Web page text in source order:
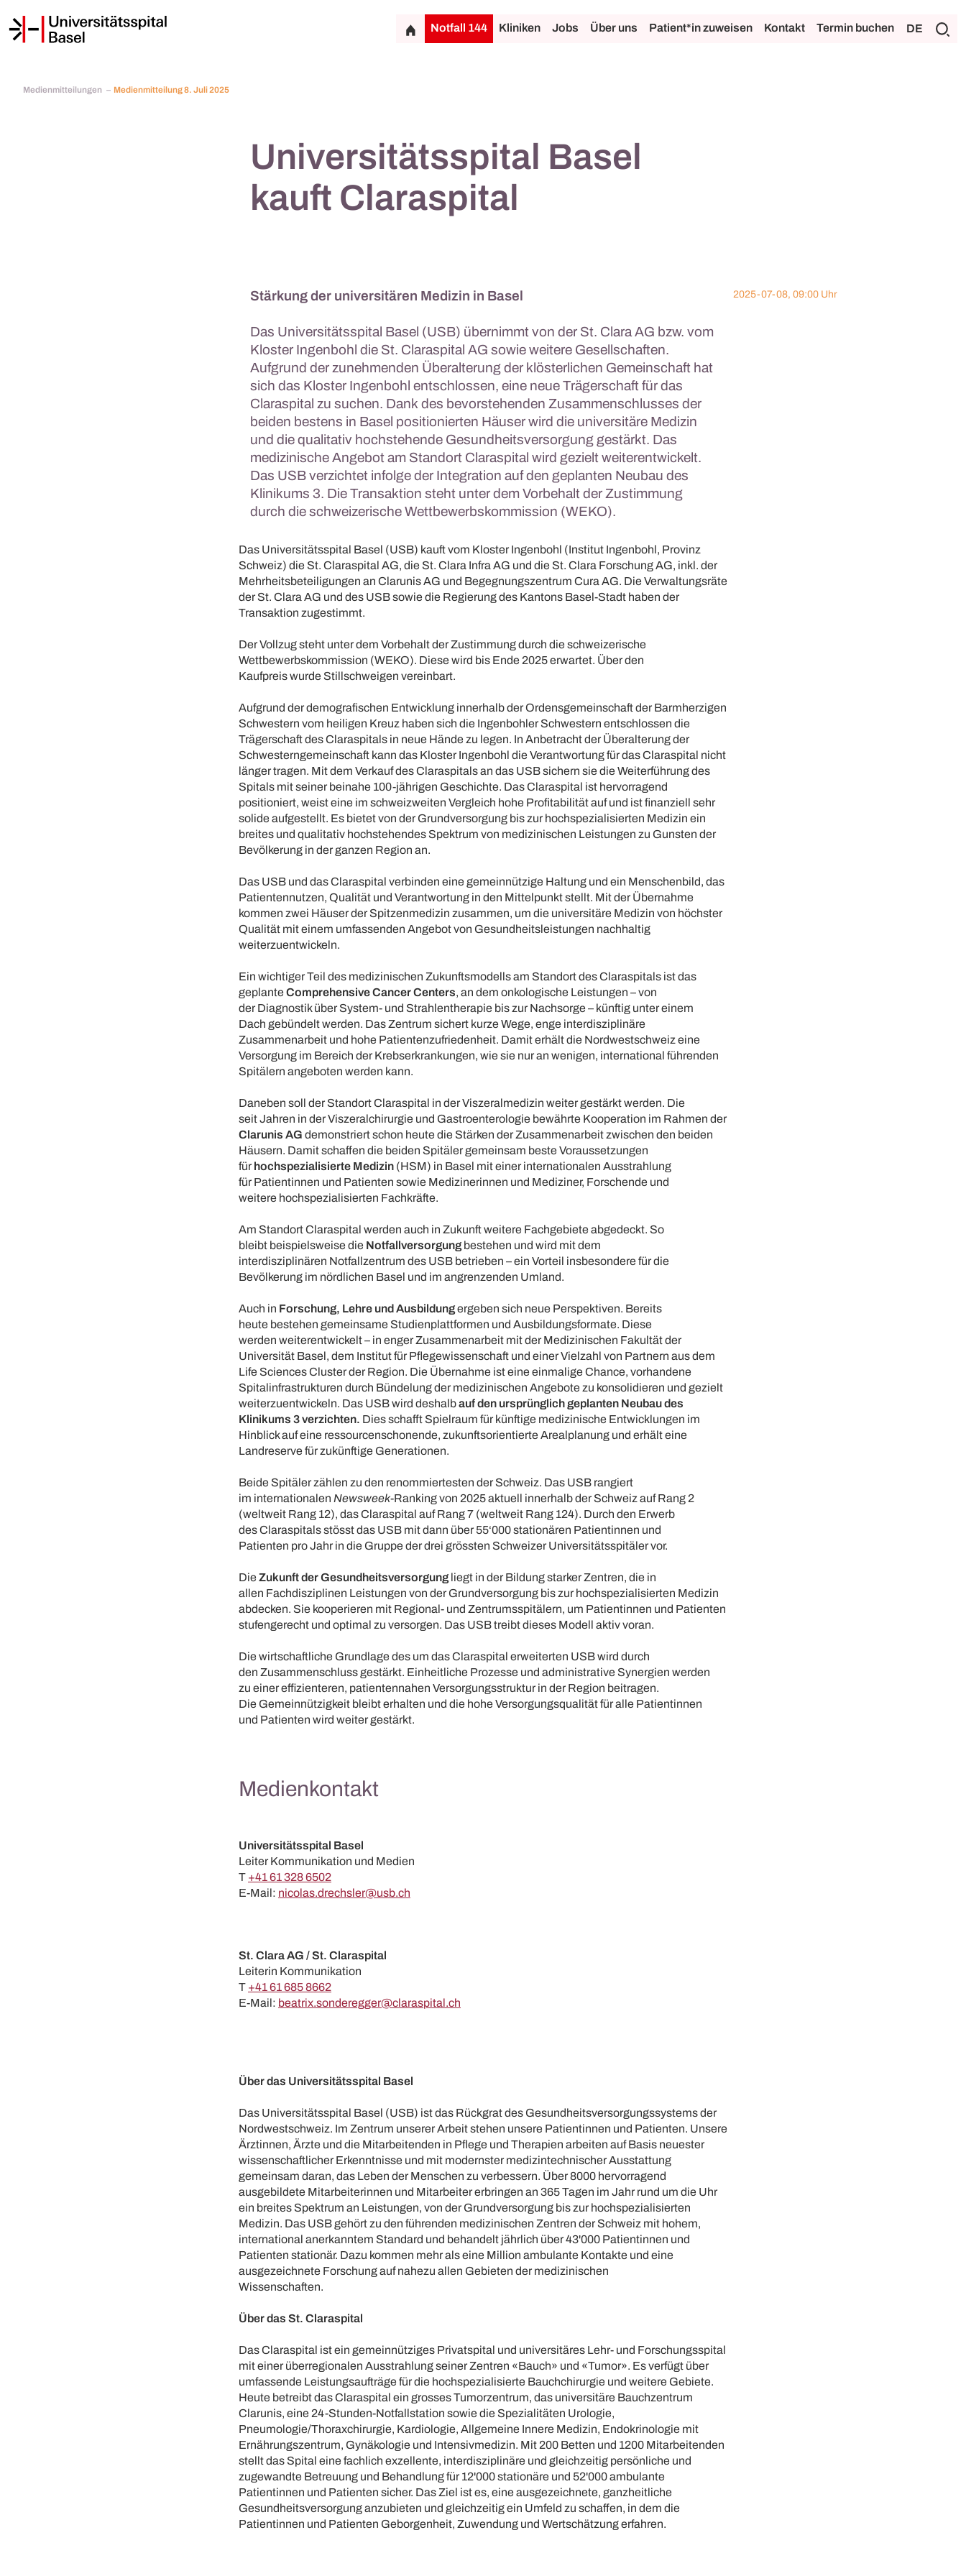
Notfall 144 Kliniken Jobs Über uns Patient*in zuweisen Kontakt Termin buchen DE
Medienmitteilungen Medienmitteilung 8. Juli 2025
Universitätsspital Basel
kauft Claraspital
Stärkung der universitären Medizin in Basel
Das Universitätsspital Basel (USB) übernimmt von der St. Clara AG bzw. vom
Kloster Ingenbohl die St. Claraspital AG sowie weitere Gesellschaften.
Aufgrund der zunehmenden Überalterung der klösterlichen Gemeinschaft hat
sich das Kloster Ingenbohl entschlossen, eine neue Trägerschaft für das
Claraspital zu suchen. Dank des bevorstehenden Zusammenschlusses der
beiden bestens in Basel positionierten Häuser wird die universitäre Medizin
und die qualitativ hochstehende Gesundheitsversorgung gestärkt. Das
medizinische Angebot am Standort Claraspital wird gezielt weiterentwickelt.
Das USB verzichtet infolge der Integration auf den geplanten Neubau des
Klinikums 3. Die Transaktion steht unter dem Vorbehalt der Zustimmung
durch die schweizerische Wettbewerbskommission (WEKO).
2025-07-08, 09:00 Uhr
Das Universitätsspital Basel (USB) kauft vom Kloster Ingenbohl (Institut Ingenbohl, Provinz
Schweiz) die St. Claraspital AG, die St. Clara Infra AG und die St. Clara Forschung AG, inkl. der
Mehrheitsbeteiligungen an Clarunis AG und Begegnungszentrum Cura AG. Die Verwaltungsräte
der St. Clara AG und des USB sowie die Regierung des Kantons Basel-Stadt haben der
Transaktion zugestimmt.
Der Vollzug steht unter dem Vorbehalt der Zustimmung durch die schweizerische
Wettbewerbskommission (WEKO). Diese wird bis Ende 2025 erwartet. Über den
Kaufpreis wurde Stillschweigen vereinbart.
Aufgrund der demografischen Entwicklung innerhalb der Ordensgemeinschaft der Barmherzigen
Schwestern vom heiligen Kreuz haben sich die Ingenbohler Schwestern entschlossen die
Trägerschaft des Claraspitals in neue Hände zu legen. In Anbetracht der Überalterung der
Schwesterngemeinschaft kann das Kloster Ingenbohl die Verantwortung für das Claraspital nicht
länger tragen. Mit dem Verkauf des Claraspitals an das USB sichern sie die Weiterführung des
Spitals mit seiner beinahe 100-jährigen Geschichte. Das Claraspital ist hervorragend
positioniert, weist eine im schweizweiten Vergleich hohe Profitabilität auf und ist finanziell sehr
solide aufgestellt. Es bietet von der Grundversorgung bis zur hochspezialisierten Medizin ein
breites und qualitativ hochstehendes Spektrum von medizinischen Leistungen zu Gunsten der
Bevölkerung in der ganzen Region an.
Das USB und das Claraspital verbinden eine gemeinnützige Haltung und ein Menschenbild, das
Patientennutzen, Qualität und Verantwortung in den Mittelpunkt stellt. Mit der Übernahme
kommen zwei Häuser der Spitzenmedizin zusammen, um die universitäre Medizin von höchster
Qualität mit einem umfassenden Angebot von Gesundheitsleistungen nachhaltig
weiterzuentwickeln.
Ein wichtiger Teil des medizinischen Zukunftsmodells am Standort des Claraspitals ist das
geplanteComprehensive Cancer Centers, an dem onkologische Leistungen – von
der Diagnostik über System- und Strahlentherapie bis zur Nachsorge – künftig unter einem
Dach gebündelt werden. Das Zentrum sichert kurze Wege, enge interdisziplinäre
Zusammenarbeit und hohe Patientenzufriedenheit. Damit erhält die Nordwestschweiz eine
Versorgung im Bereich der Krebserkrankungen, wie sie nur an wenigen, international führenden
Spitälern angeboten werden kann.
Daneben soll der Standort Claraspital in der Viszeralmedizin weiter gestärkt werden. Die
seit Jahren in der Viszeralchirurgie und Gastroenterologie bewährte Kooperation im Rahmen der
Clarunis AG demonstriert schon heute die Stärken der Zusammenarbeit zwischen den beiden
Häusern. Damit schaffen die beiden Spitäler gemeinsam beste Voraussetzungen
für hochspezialisierte Medizin (HSM) in Basel mit einer internationalen Ausstrahlung
für Patientinnen und Patienten sowie Medizinerinnen und Mediziner, Forschende und
weitere hochspezialisierten Fachkräfte.
Am Standort Claraspital werden auch in Zukunft weitere Fachgebiete abgedeckt. So
bleibt beispielsweise die Notfallversorgung bestehen und wird mit dem
interdisziplinären Notfallzentrum des USB betrieben – ein Vorteil insbesondere für die
Bevölkerung im nördlichen Basel und im angrenzenden Umland.
Auch in Forschung, Lehre und Ausbildungergeben sich neue Perspektiven. Bereits
heute bestehen gemeinsame Studienplattformen und Ausbildungsformate. Diese
werden weiterentwickelt – in enger Zusammenarbeit mit der Medizinischen Fakultät der
Universität Basel, dem Institut für Pflegewissenschaft und einer Vielzahl von Partnern aus dem
Life Sciences Cluster der Region. Die Übernahme ist eine einmalige Chance, vorhandene
Spitalinfrastrukturen durch Bündelung der medizinischen Angebote zu konsolidieren und gezielt
weiterzuentwickeln. Das USB wird deshalbauf den ursprünglich geplanten Neubau des
Klinikums 3 verzichten. Dies schafft Spielraum für künftige medizinische Entwicklungen im
Hinblick auf eine ressourcenschonende, zukunftsorientierte Arealplanung und erhält eine
Landreserve für zukünftige Generationen.
Beide Spitäler zählen zu den renommiertesten der Schweiz. Das USB rangiert
im internationalen Newsweek-Ranking von 2025 aktuell innerhalb der Schweiz auf Rang 2
(weltweit Rang 12), das Claraspital auf Rang 7 (weltweit Rang 124). Durch den Erwerb
des Claraspitals stösst das USB mit dann über 55‘000 stationären Patientinnen und
Patienten pro Jahr in die Gruppe der drei grössten Schweizer Universitätsspitäler vor.
DieZukunft der Gesundheitsversorgung liegt in der Bildung starker Zentren, die in
allen Fachdisziplinen Leistungen von der Grundversorgung bis zur hochspezialisierten Medizin
abdecken. Sie kooperieren mit Regional- und Zentrumsspitälern, um Patientinnen und Patienten
stufengerecht und optimal zu versorgen. Das USB treibt dieses Modell aktiv voran.
Die wirtschaftliche Grundlage des um das Claraspital erweiterten USB wird durch
den Zusammenschluss gestärkt. Einheitliche Prozesse und administrative Synergien werden
zu einer effizienteren, patientennahen Versorgungsstruktur in der Region beitragen.
Die Gemeinnützigkeit bleibt erhalten und die hohe Versorgungsqualität für alle Patientinnen
und Patienten wird weiter gestärkt.
Medienkontakt
Universitätsspital Basel
Leiter Kommunikation und Medien
T +41 61 328 6502
E-Mail: nicolas.drechsler@usb.ch
St. Clara AG / St. Claraspital
Leiterin Kommunikation
T +41 61 685 8662
E-Mail: beatrix.sonderegger@claraspital.ch
Über das Universitätsspital Basel
Das Universitätsspital Basel (USB) ist das Rückgrat des Gesundheitsversorgungssystems der
Nordwestschweiz. Im Zentrum unserer Arbeit stehen unsere Patientinnen und Patienten. Unsere
Ärztinnen, Ärzte und die Mitarbeitenden in Pflege und Therapien arbeiten auf Basis neuester
wissenschaftlicher Erkenntnisse und mit modernster medizintechnischer Ausstattung
gemeinsam daran, das Leben der Menschen zu verbessern. Über 8000 hervorragend
ausgebildete Mitarbeiterinnen und Mitarbeiter erbringen an 365 Tagen im Jahr rund um die Uhr
ein breites Spektrum an Leistungen, von der Grundversorgung bis zur hochspezialisierten
Medizin. Das USB gehört zu den führenden medizinischen Zentren der Schweiz mit hohem,
international anerkanntem Standard und behandelt jährlich über 43'000 Patientinnen und
Patienten stationär. Dazu kommen mehr als eine Million ambulante Kontakte und eine
ausgezeichnete Forschung auf nahezu allen Gebieten der medizinischen
Wissenschaften.
Über das St. Claraspital
Das Claraspital ist ein gemeinnütziges Privatspital und universitäres Lehr- und Forschungsspital
mit einer überregionalen Ausstrahlung seiner Zentren «Bauch» und «Tumor». Es verfügt über
umfassende Leistungsaufträge für die hochspezialisierte Bauchchirurgie und weitere Gebiete.
Heute betreibt das Claraspital ein grosses Tumorzentrum, das universitäre Bauchzentrum
Clarunis, eine 24-Stunden-Notfallstation sowie die Spezialitäten Urologie,
Pneumologie/Thoraxchirurgie, Kardiologie, Allgemeine Innere Medizin, Endokrinologie mit
Ernährungszentrum, Gynäkologie und Intensivmedizin. Mit 200 Betten und 1200 Mitarbeitenden
stellt das Spital eine fachlich exzellente, interdisziplinäre und gleichzeitig persönliche und
zugewandte Betreuung und Behandlung für 12'000 stationäre und 52'000 ambulante
Patientinnen und Patienten sicher. Das Ziel ist es, eine ausgezeichnete, ganzheitliche
Gesundheitsversorgung anzubieten und gleichzeitig ein Umfeld zu schaffen, in dem die
Patientinnen und Patienten Geborgenheit, Zuwendung und Wertschätzung erfahren.